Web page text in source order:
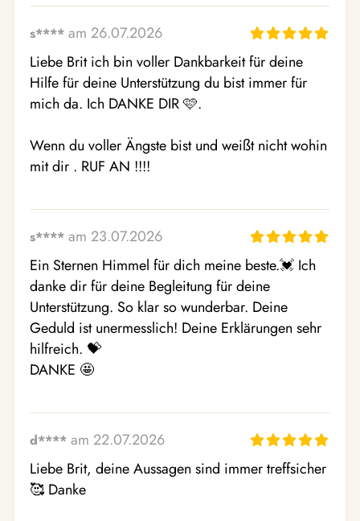
s**** am 26.07.2026
Liebe Brit ich bin voller Dankbarkeit für deine
Hilfe für deine Unterstützung du bist immer für
mich da. Ich DANKE DIR 🩷.
Wenn du voller Ängste bist und weißt nicht wohin
mit dir . RUF AN !!!!
s**** am 23.07.2026
Ein Sternen Himmel für dich meine beste.💓 Ich
danke dir für deine Begleitung für deine
Unterstützung. So klar so wunderbar. Deine
Geduld ist unermesslich! Deine Erklärungen sehr
hilfreich. 💝
DANKE 🤩
d**** am 22.07.2026
Liebe Brit, deine Aussagen sind immer treffsicher
🥰 Danke